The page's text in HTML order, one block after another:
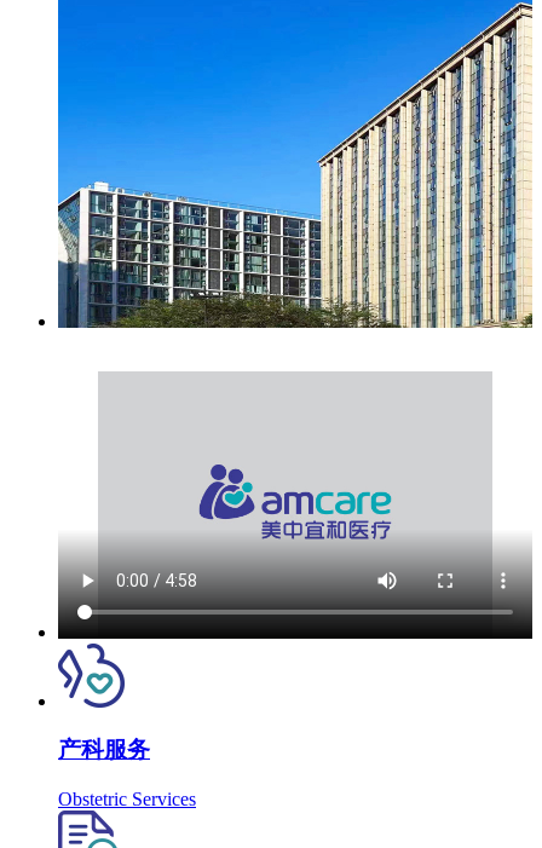
产科服务
Obstetric Services